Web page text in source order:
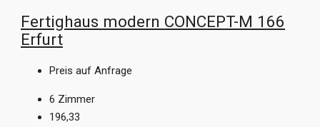
Fertighaus modern CONCEPT-M 166
Erfurt
Preis auf Anfrage
6 Zimmer
196,33